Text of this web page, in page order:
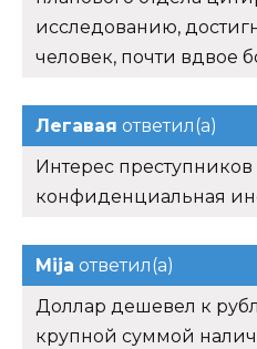
исследованию,
человек, почти вдвое
Легавая ответил(а)
Интерес
конфиденциальная
Mija ответил(а)
Доллар дешевел к
крупной суммой